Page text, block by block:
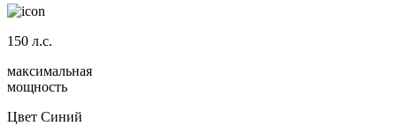
150 л.с.
максимальная
мощность
Цвет Синий